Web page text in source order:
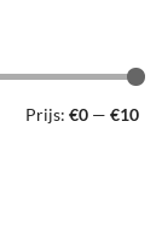
Prijs: €0 — €10